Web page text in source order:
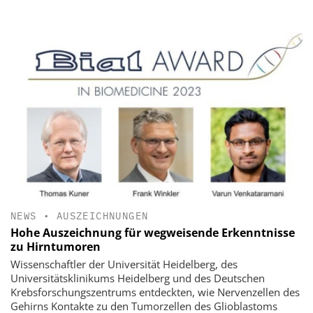
NEWS • AUSZEICHNUNGEN
Hohe Auszeichnung für wegweisende Erkenntnisse
zu Hirntumoren
Wissenschaftler der Universität Heidelberg, des
Universitätsklinikums Heidelberg und des Deutschen
Krebsforschungszentrums entdeckten, wie Nervenzellen des
Gehirns Kontakte zu den Tumorzellen des Glioblastoms